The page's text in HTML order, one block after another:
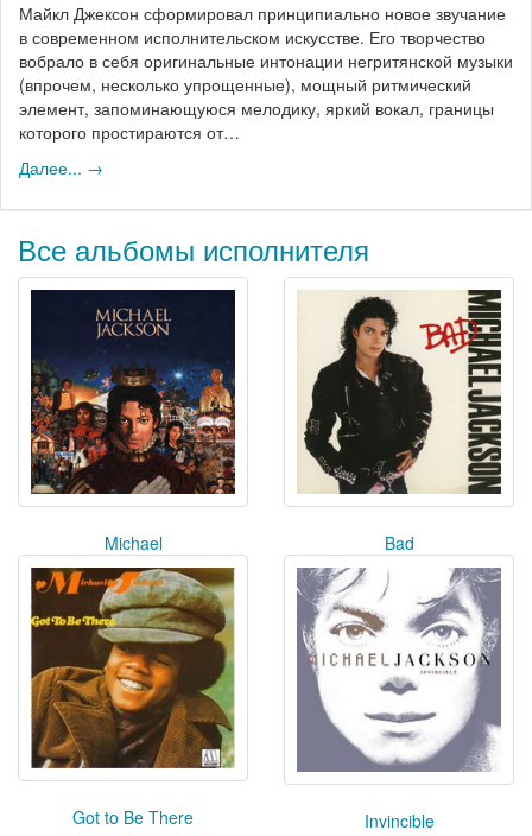
Майкл Джексон сформировал принципиально новое звучание
в современном исполнительском искусстве. Его творчество
вобрало в себя оригинальные интонации негритянской музыки
(впрочем, несколько упрощенные), мощный ритмический
элемент, запоминающуюся мелодику, яркий вокал, границы
которого простираются от…
Далее... →
Все альбомы исполнителя
Michael Bad
Got to Be There Invincible